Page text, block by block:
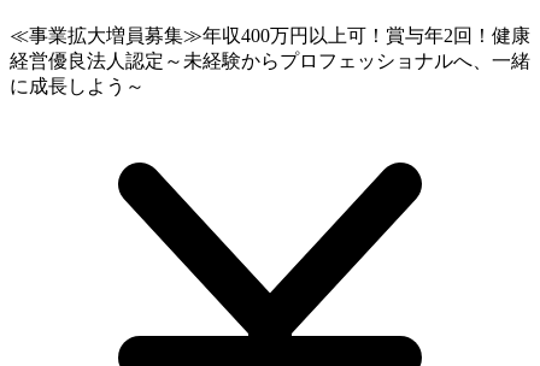
≪事業拡大増員募集≫年収400万円以上可！賞与年2回！健康
経営優良法人認定～未経験からプロフェッショナルへ、一緒
に成長しよう～